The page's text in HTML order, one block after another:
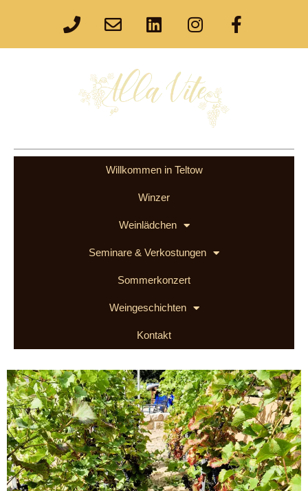
Willkommen in Teltow
Winzer
Weinlädchen
Seminare & Verkostungen
Sommerkonzert
Weingeschichten
Kontakt